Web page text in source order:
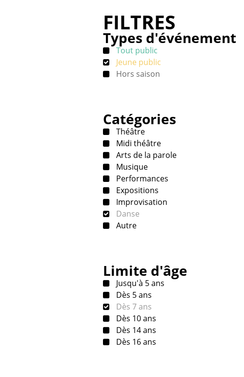
FILTRES
Types d'événement
Tout public
Jeune public
Hors saison
Catégories
Théâtre
Midi théâtre
Arts de la parole
Musique
Performances
Expositions
Improvisation
Danse
Autre
Limite d'âge
Jusqu'à 5 ans
Dès 5 ans
Dès 7 ans
Dès 10 ans
Dès 14 ans
Dès 16 ans